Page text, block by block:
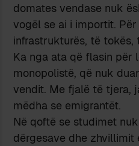
domates vendase nuk
vogël se ai i importit.
infrastrukturës, të
Ka nga ata që flasin për
monopolistë, që nuk
vendit. Me fjalë të tjera,
mëdha se emigrantët.
Në qoftë se studimet
dërgesave dhe zhvillimit